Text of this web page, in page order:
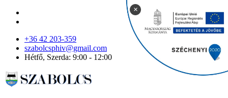
+36 42 203-359
szabolcsphiv@gmail.com
Hétfő, Szerda: 9:00 - 12:00
×